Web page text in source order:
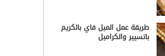
طريقة عمل الميل فاي بالكريم
باتسيير والكراميل